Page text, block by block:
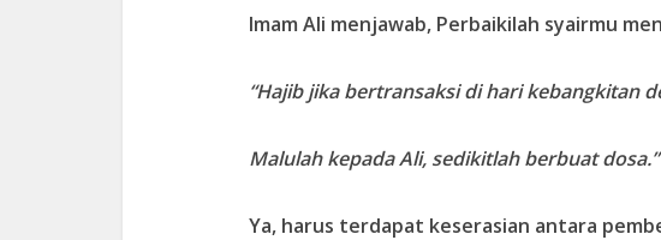
Imam Ali menjawab, Perbaikilah syairmu
“Hajib jika bertransaksi di hari kebangkitan
Malulah kepada Ali, sedikitlah berbuat dosa.”
Ya, harus terdapat keserasian antara